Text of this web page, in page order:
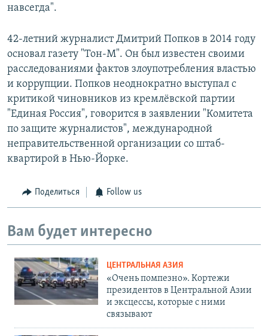
навсегда".
42-летний журналист Дмитрий Попков в 2014 году
основал газету "Тон-М". Он был известен своими
расследованиями фактов злоупотребления властью
и коррупции. Попков неоднократно выступал с
критикой чиновников из кремлёвской партии
"Единая Россия", говорится в заявлении "Комитета
по защите журналистов", международной
неправительственной организации со штаб-
квартирой в Нью-Йорке.
Поделиться Follow us
Вам будет интересно
ЦЕНТРАЛЬНАЯ АЗИЯ
«Очень помпезно». Кортежи
президентов в Центральной Азии
и эксцессы, которые с ними
связывают